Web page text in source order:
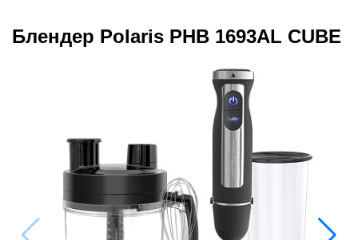
Блендер Polaris PHB 1693AL CUBE